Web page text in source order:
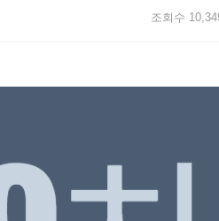
조회수